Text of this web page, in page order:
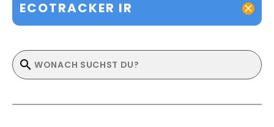
ECOTRACKER IR